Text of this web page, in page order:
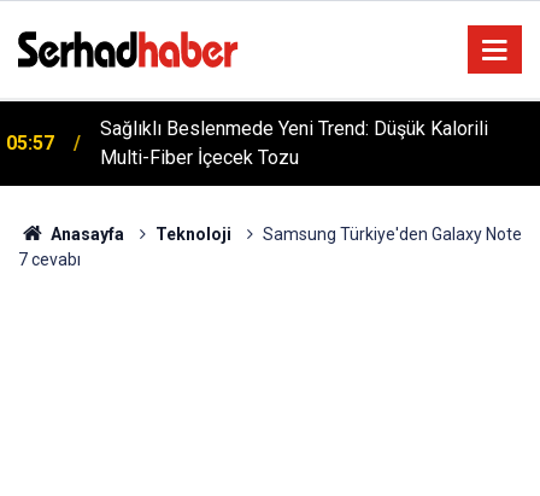
05:57
Sağlıklı Beslenmede Yeni Trend: Düşük Kalorili
Multi-Fiber İçecek Tozu
Anasayfa Teknoloji
Samsung Türkiye'den Galaxy Note
7 cevabı